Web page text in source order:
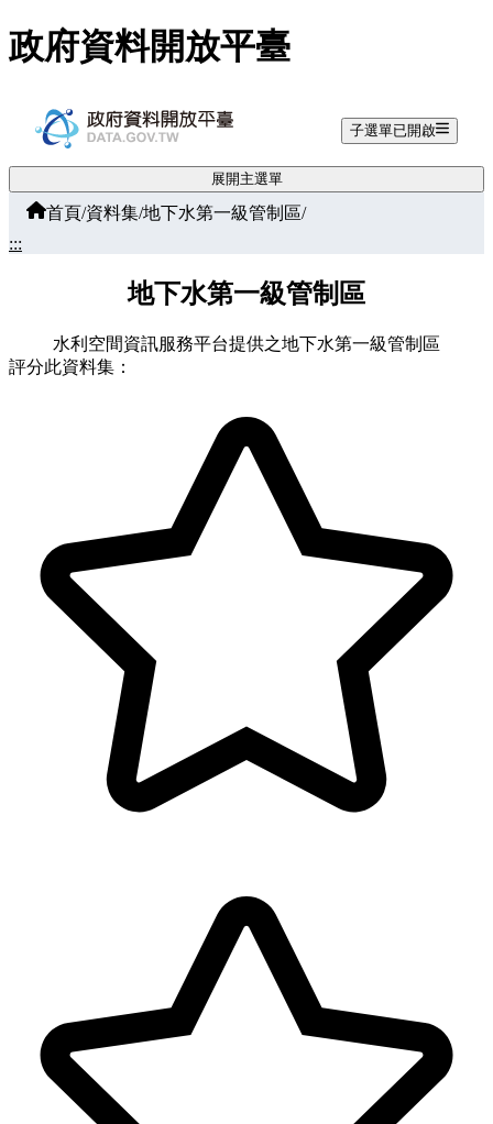
跳至主要內容
政府資料開放平臺
子選單已開啟
展開主選單
首頁/資料集/地下水第一級管制區/
:::
地下水第一級管制區
水利空間資訊服務平台提供之地下水第一級管制區
評分此資料集：